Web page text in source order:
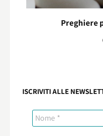
Preghiere
ISCRIVITI ALLE